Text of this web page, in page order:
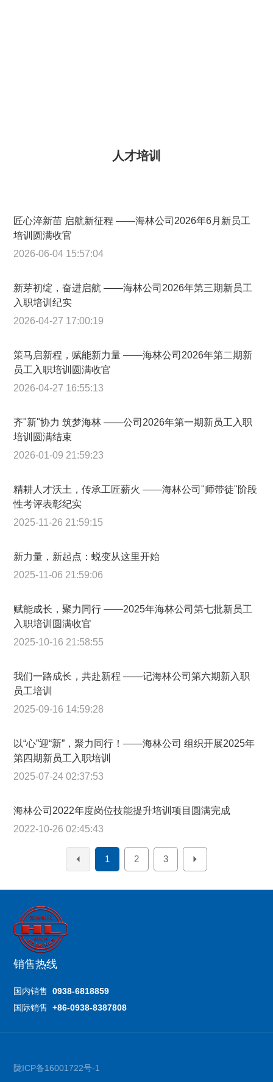
人才培训
匠心淬新苗 启航新征程 ——海林公司2026年6月新员工
培训圆满收官
2026-06-04 15:57:04
新芽初绽，奋进启航 ——海林公司2026年第三期新员工
入职培训纪实
2026-04-27 17:00:19
策马启新程，赋能新力量 ——海林公司2026年第二期新
员工入职培训圆满收官
2026-04-27 16:55:13
齐"新"协力 筑梦海林 ——公司2026年第一期新员工入职
培训圆满结束
2026-01-09 21:59:23
精耕人才沃土，传承工匠薪火 ——海林公司"师带徒"阶段
性考评表彰纪实
2025-11-26 21:59:15
新力量，新起点：蜕变从这里开始
2025-11-06 21:59:06
赋能成长，聚力同行 ——2025年海林公司第七批新员工
入职培训圆满收官
2025-10-16 21:58:55
我们一路成长，共赴新程 ——记海林公司第六期新入职
员工培训
2025-09-16 14:59:28
以“心”迎“新”，聚力同行！——海林公司 组织开展2025年
第四期新员工入职培训
2025-07-24 02:37:53
海林公司2022年度岗位技能提升培训项目圆满完成
2022-10-26 02:45:43
1 2 3
销售热线
国内销售 0938-6818859
国际销售 +86-0938-8387808
陇ICP备16001722号-1